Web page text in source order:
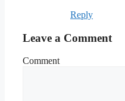
Reply
Leave a Comment
Comment